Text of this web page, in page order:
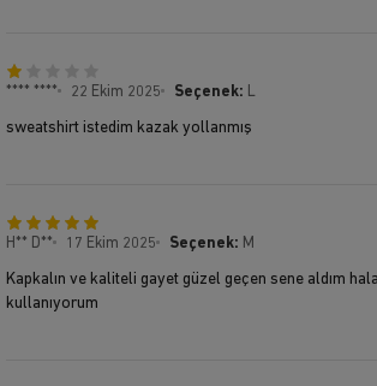
**** **** 22 Ekim 2025 Seçenek: L
sweatshirt istedim kazak yollanmış
H** D** 17 Ekim 2025 Seçenek: M
Kapkalın ve kaliteli gayet güzel geçen sene aldım
kullanıyorum